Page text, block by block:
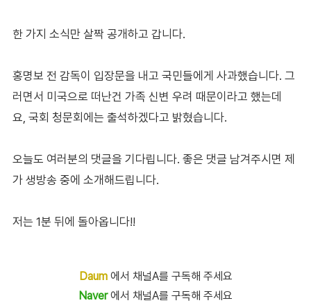
한 가지 소식만 살짝 공개하고 갑니다.
홍명보 전 감독이 입장문을 내고 국민들에게 사과했습니다. 그
러면서 미국으로 떠난건 가족 신변 우려 때문이라고 했는데
요, 국회 청문회에는 출석하겠다고 밝혔습니다.
오늘도 여러분의 댓글을 기다립니다. 좋은 댓글 남겨주시면 제
가 생방송 중에 소개해드립니다.
저는 1분 뒤에 돌아옵니다!!
Daum에서 채널A를 구독해 주세요
Naver에서 채널A를 구독해 주세요